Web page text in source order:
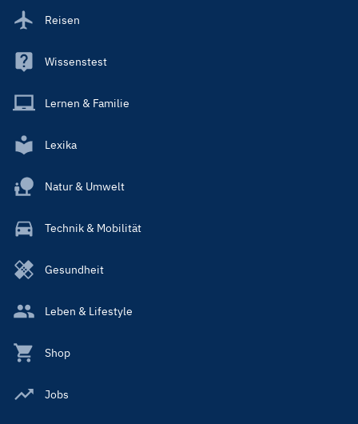
Reisen
Wissenstest
Lernen & Familie
Lexika
Natur & Umwelt
Technik & Mobilität
Gesundheit
Leben & Lifestyle
Shop
Jobs